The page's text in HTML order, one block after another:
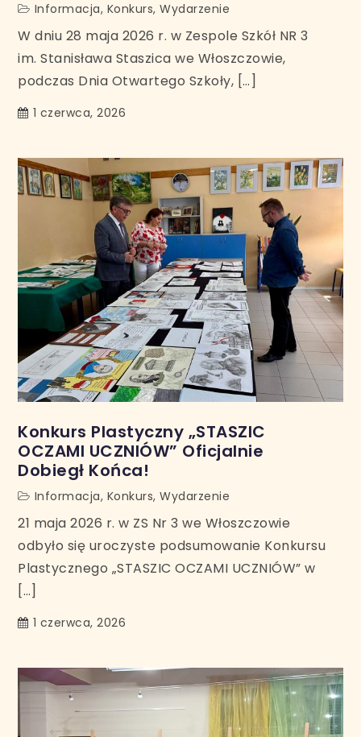
Informacja, Konkurs,Wydarzenie
W dniu 28 maja 2026 r. w Zespole Szkół NR 3
im. Stanisława Staszica we Włoszczowie,
podczas Dnia Otwartego Szkoły, […]
1 czerwca, 2026
Konkurs Plastyczny „STASZIC
OCZAMI UCZNIÓW” Oficjalnie
Dobiegł Końca!
Informacja, Konkurs,Wydarzenie
21 maja 2026 r. w ZS Nr 3 we Włoszczowie
odbyło się uroczyste podsumowanie Konkursu
Plastycznego „STASZIC OCZAMI UCZNIÓW” w
[…]
1 czerwca, 2026